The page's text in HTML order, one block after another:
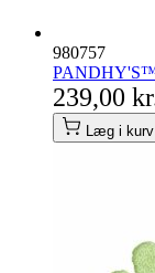
980757
239,00
Læg i kurv